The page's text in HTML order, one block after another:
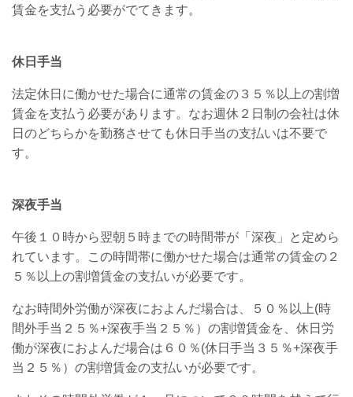
賃金を支払う必要がでてきます。
休日手当
法定休日に働かせた場合に通常の賃金の３５％以上の割増
賃金を支払う必要があります。なお週休２日制の会社は休
日のどちらかを勤務させても休日手当の支払いは不要で
す。
深夜手当
午後１０時から翌朝５時までの時間帯が「深夜」と定めら
れています。この時間帯に働かせた場合は通常の賃金の２
５％以上の割増賃金の支払いが必要です。
なお時間外労働が深夜におよんだ場合は、５０％以上(時
間外手当２５％+深夜手当２５％）の割増賃金を、休日労
働が深夜におよんだ場合は６０％(休日手当３５％+深夜手
当２５％）の割増賃金の支払いが必要です。